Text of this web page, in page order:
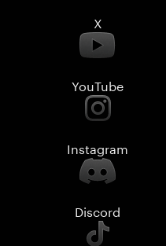
X
YouTube
Instagram
Discord